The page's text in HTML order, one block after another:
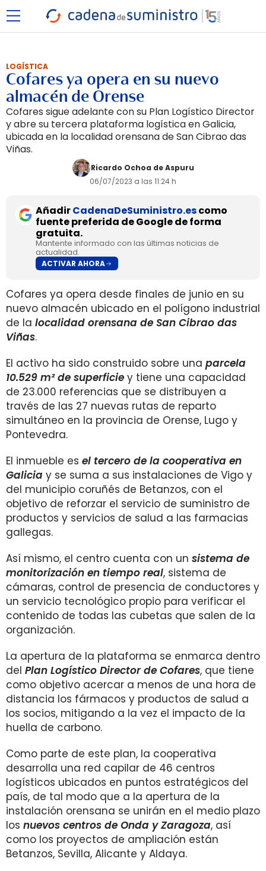
LOGÍSTICA
Cofares ya opera en su nuevo
almacén de Orense
Cofares sigue adelante con su Plan Logístico Director
y abre su tercera plataforma logística en Galicia,
ubicada en la localidad orensana de San Cibrao das
Viñas.
Ricardo Ochoa de Aspuru
06/07/2023 a las 11:24 h
AñadirCadenaDeSuministro.escomo
fuente preferida de Google de forma
gratuita.
Mantente informado con las últimas noticias de
actualidad.
ACTIVAR AHORA
Cofares ya opera desde finales de junio en su
nuevo almacén ubicado en el polígono industrial
de la localidad orensana de San Cibrao das
Viñas.
El activo ha sido construido sobre una parcela
10.529 m² de superficie y tiene una capacidad
de 23.000 referencias que se distribuyen a
través de las 27 nuevas rutas de reparto
simultáneo en la provincia de Orense, Lugo y
Pontevedra.
El inmueble es el tercero de la cooperativa en
Galicia y se suma a sus instalaciones de Vigo y
del municipio coruñés de Betanzos, con el
objetivo de reforzar el servicio de suministro de
productos y servicios de salud a las farmacias
gallegas.
Así mismo, el centro cuenta con un sistema de
monitorización en tiempo real, sistema de
cámaras, control de presencia de conductores y
un servicio tecnológico propio para verificar el
contenido de todas las cubetas que salen de la
organización.
La apertura de la plataforma se enmarca dentro
del Plan Logístico Director de Cofares, que tiene
como objetivo acercar a menos de una hora de
distancia los fármacos y productos de salud a
los socios, mitigando a la vez el impacto de la
huella de carbono.
Como parte de este plan, la cooperativa
desarrolla una red capilar de 46 centros
logísticos ubicados en puntos estratégicos del
país, de tal modo que a la apertura de la
instalación orensana se unirán en el medio plazo
los nuevos centros de Onda y Zaragoza, así
como los proyectos de ampliación están
Betanzos, Sevilla, Alicante y Aldaya.